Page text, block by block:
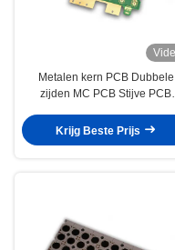
Metalen kern PCB Dubbele
zijden MC PCB Stijve PCB
Krijg Beste Prijs